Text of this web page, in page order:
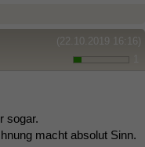
(22.10.2019 16:16)
sogar.
macht absolut Sinn.